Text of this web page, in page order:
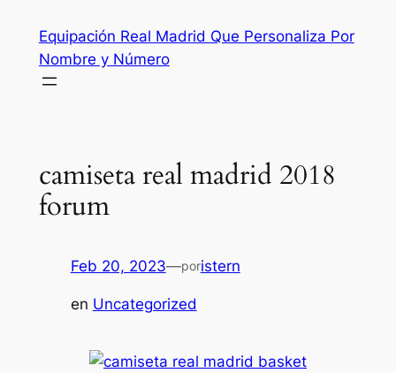
contenido
Equipación Real Madrid Que Personaliza Por
Nombre y Número
camiseta real madrid 2018
forum
Feb 20, 2023—poristern
en Uncategorized